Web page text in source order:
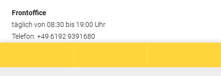
Frontoffice
täglich von 08:30 bis 19:00 Uhr
Telefon: +49 6192 9391680